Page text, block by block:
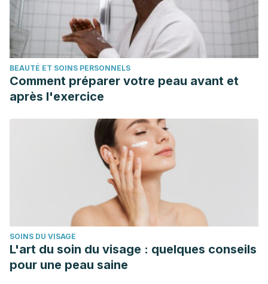
BEAUTÉ ET SOINS PERSONNELS
Comment préparer votre peau avant et
après l'exercice
SOINS DU VISAGE
L'art du soin du visage : quelques conseils
pour une peau saine